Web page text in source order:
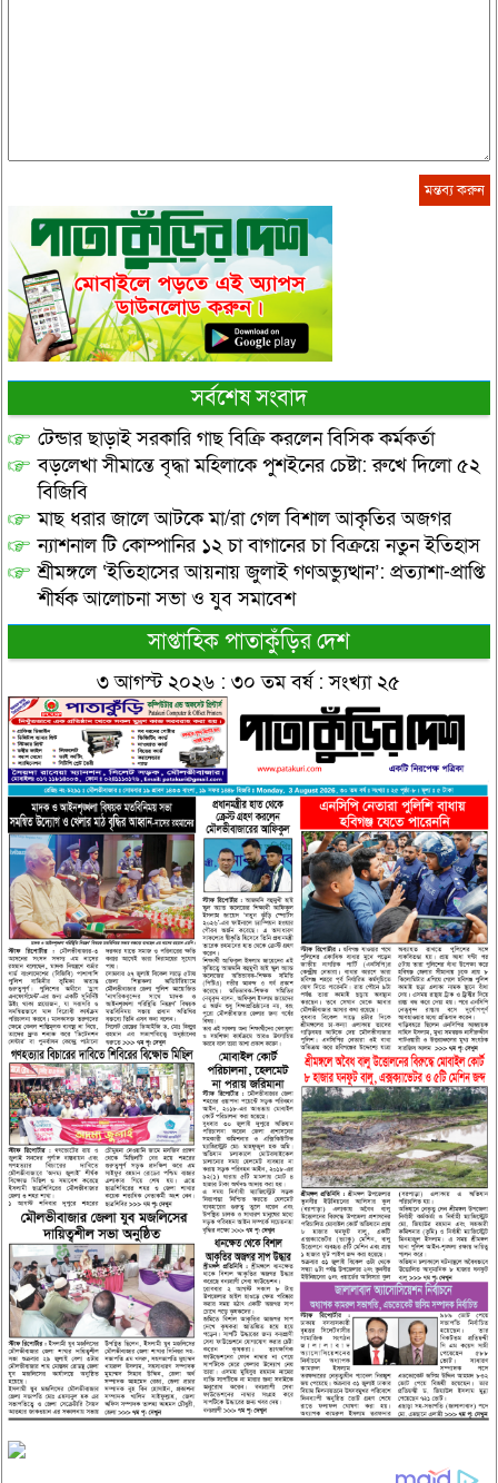
সর্বশেষ সংবাদ
টেন্ডার ছাড়াই সরকারি গাছ বিক্রি করলেন বিসিক কর্মকর্তা
বড়লেখা সীমান্তে বৃদ্ধা মহিলাকে পুশইনের চেষ্টা: রুখে দিলো ৫২
বিজিবি
মাছ ধরার জালে আটকে মা/রা গেল বিশাল আকৃতির অজগর
ন্যাশনাল টি কোম্পানির ১২ চা বাগানের চা বিক্রয়ে নতুন ইতিহাস
শ্রীমঙ্গলে ‘ইতিহাসের আয়নায় জুলাই গণঅভ্যুত্থান’: প্রত্যাশা-প্রাপ্তি
শীর্ষক আলোচনা সভা ও যুব সমাবেশ
সাপ্তাহিক পাতাকুঁড়ির দেশ
৩ আগস্ট ২০২৬ : ৩০ তম বর্ষ : সংখ্যা ২৫